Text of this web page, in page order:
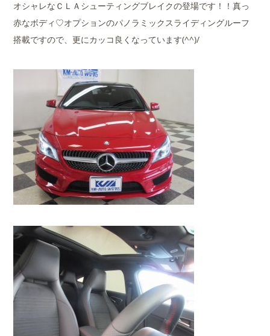
オシャレなＣＬＡシューティングブレイクの登場です！！真っ
赤なボディ♡オプションのパノラミックスライディングルーフ
搭載ですので、更にカッコ良くなっています(^^)/